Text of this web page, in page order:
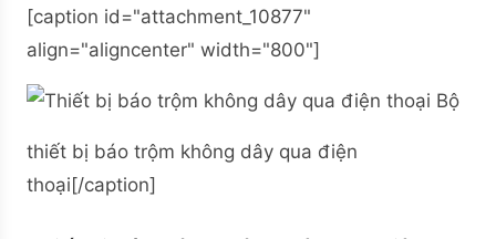
[caption id="attachment_10877"
align="aligncenter" width="800"]
Bộ
thiết bị báo trộm không dây qua điện
thoại[/caption]